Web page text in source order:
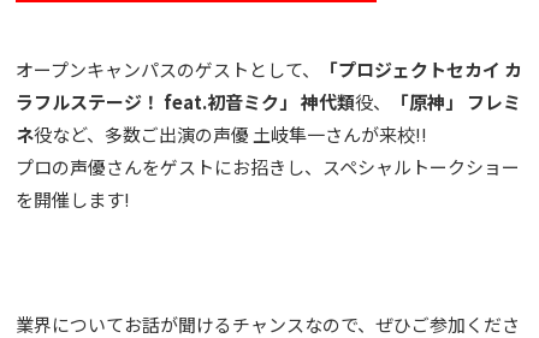
オープンキャンパスのゲストとして、
「プロジェクトセカイ カ
ラフルステージ！ feat.初音ミク」 神代類役、
「原神」 フレミ
ネ役など、多数ご出演の声優 土岐隼一さんが来校!!
プロの声優さんをゲストにお招きし、スペシャルトークショー
を開催します!
業界についてお話が聞けるチャンスなので、ぜひご参加くださ